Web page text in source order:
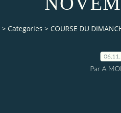
> Categories > COURSE DU
Par A